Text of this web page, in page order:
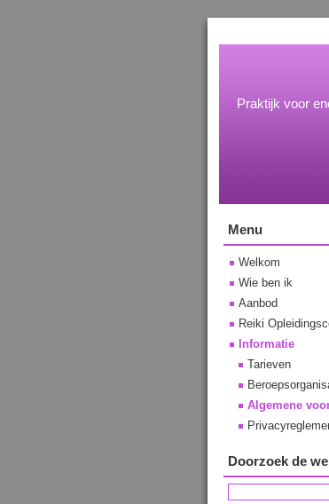
Praktijk voor
Menu
Welkom
Wie ben ik
Aanbod
Reiki
Informatie
Tarieven
Algemene
Doorzoek de